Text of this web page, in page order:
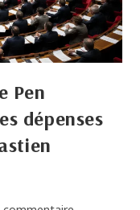
Pen
dépenses